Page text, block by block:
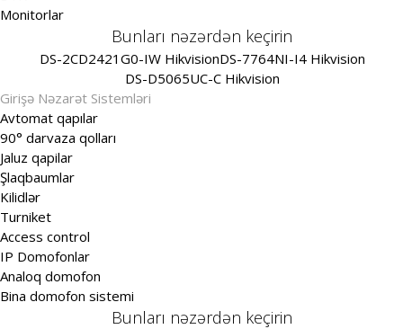
Monitorlar
Bunları nəzərdən keçirin
DS-2CD2421G0-IW HikvisionDS-7764NI-I4 Hikvision
DS-D5065UC-C Hikvision
Girişə Nəzarət Sistemləri
Avtomat qapılar
90° darvaza qolları
Jaluz qapilar
Şlaqbaumlar
Kilidlər
Turniket
Access control
IP Domofonlar
Analoq domofon
Bina domofon sistemi
Bunları nəzərdən keçirin